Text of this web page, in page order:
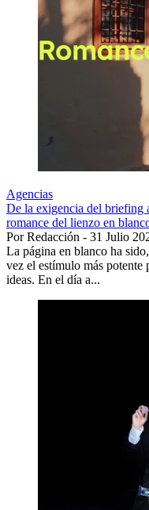
Agencias
De la exigencia del briefing
romance del lienzo en
Por Redacción - 31 Julio
La página en blanco ha
vez el estímulo más potente
ideas. En el día a...